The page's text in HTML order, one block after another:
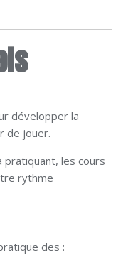
développer la
de jouer.
les cours
rythme
des :